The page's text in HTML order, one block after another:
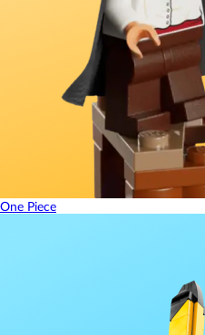
One Piece